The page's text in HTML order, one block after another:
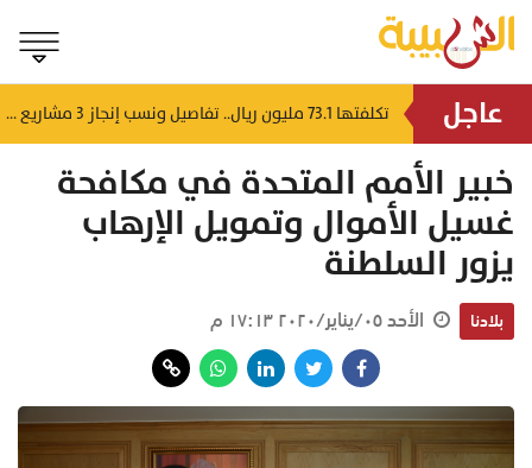
عاجل بـ 10 رياضات مختلفة.. سلطنة عُمان تشارك في دورة الألعاب الآسيوية "ناغويا 2026" منذ ٧ ساعات تكلفتها 73.1 مليون ريال.. تفاصيل ونسب إنجاز 3 مشاريع مائية وسمكية جديدة بالسلطنة
خبير الأمم المتحدة في مكافحة
غسيل الأموال وتمويل الإرهاب
يزور السلطنة
بلادنا الأحد ٠٥/يناير/٢٠٢٠ ١٧:١٣ م